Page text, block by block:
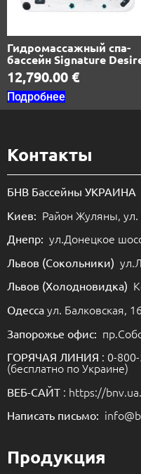
Гидромассажный спа-
бассейн Signature
12,790.00 €
Подробнее
Контакты
БНВ Бассейны УКРАИНА
Киев: Район Жуляны, ул.
Днепр: ул.Донецкое
Львов (Сокольники)
Львов (Холодновидка)
Одесса ул. Балковская,
Запорожье офис:
ГОРЯЧАЯ ЛИНИЯ : 0-
(бесплатно по Украине)
ВЕБ-САЙТ : https://bnv.ua.
Написать письмо:
Продукция